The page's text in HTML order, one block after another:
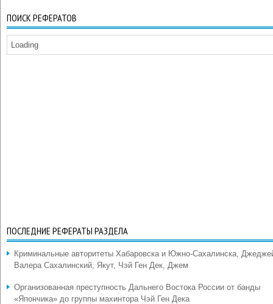
ПОИСК РЕФЕРАТОВ
Loading
ПОСЛЕДНИЕ РЕФЕРАТЫ РАЗДЕЛА
Криминальные авторитеты Хабаровска и Южно-Сахалинска,
Валера Сахалинский, Якут, Чэй Ген Дек, Джем
Организованная преступность Дальнего Востока России от банды
«Япончика» до группы махинтора Чэй Ген Дека